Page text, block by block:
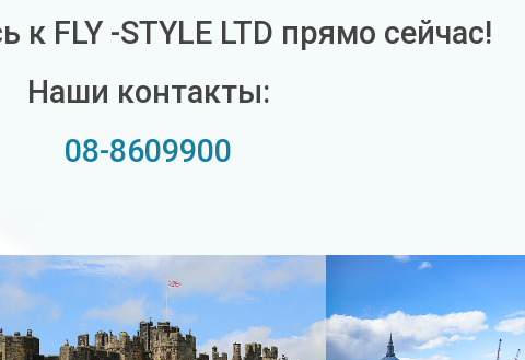
к FLY -STYLE LTD прямо сейчас!
Наши контакты:
08-8609900